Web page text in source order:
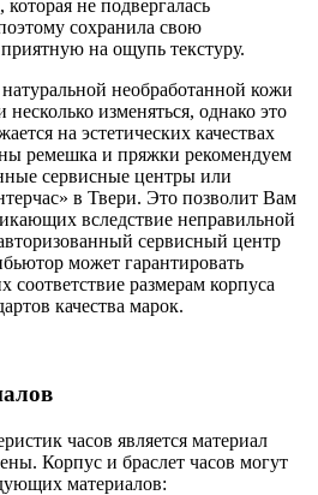
не подвергалась
сохранила свою
на ощупь текстуру.
необработанной кожи
изменяться, однако это
на эстетических качествах
ремешка и пряжки рекомендуем
сервисные центры или
в Твери. Это позволит Вам
вследствие неправильной
сервисный центр
может гарантировать
размерам корпуса
качества марок.
часов является материал
Корпус и браслет часов могут
материалов: